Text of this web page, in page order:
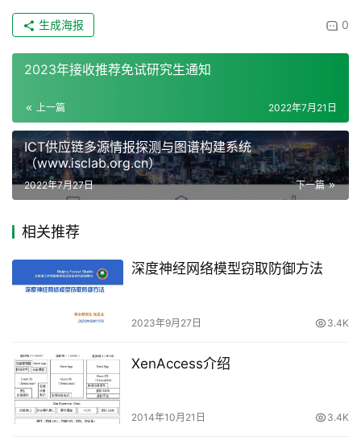
0
生成海报
2023年接收推荐免试研究生通知
上一篇 2022年7月21日
ICT供应链多源情报探测与图谱构建系统
（www.isclab.org.cn）
下一篇
2022年7月27日
相关推荐
深度神经网络模型窃取防御方法
2023年9月27日 3.4K
XenAccess介绍
2014年10月21日 3.4K